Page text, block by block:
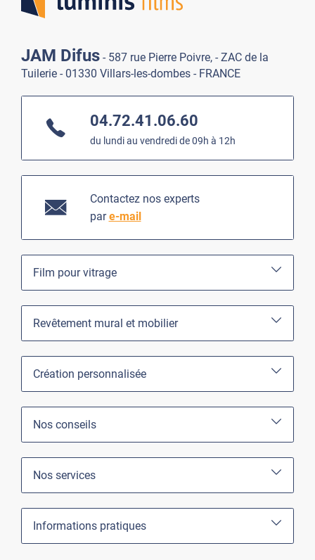
JAM Difus - 587 rue Pierre Poivre, - ZAC de la
Tuilerie - 01330 Villars-les-dombes - FRANCE
04.72.41.06.60
du lundi au vendredi de 09h à 12h
Contactez nos experts
pare-mail
Film pour vitrage
Revêtement mural et mobilier
Création personnalisée
Nos conseils
Nos services
Informations pratiques